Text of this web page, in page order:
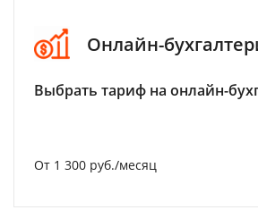
Онлайн-
Выбрать тариф на онлайн-
От 1 300 руб./месяц